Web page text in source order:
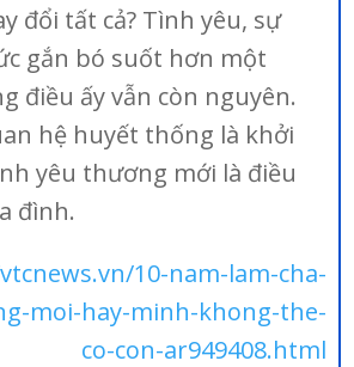
đổi tất cả? Tình yêu, sự
gắn bó suốt hơn một
điều ấy vẫn còn nguyên.
hệ huyết thống là khởi
yêu thương mới là điều
đình.
10-nam-lam-cha-
moi-hay-minh-khong-the-
co-con-ar949408.html